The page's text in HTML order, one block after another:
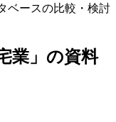
ベースの比較・検討
業」 の資料